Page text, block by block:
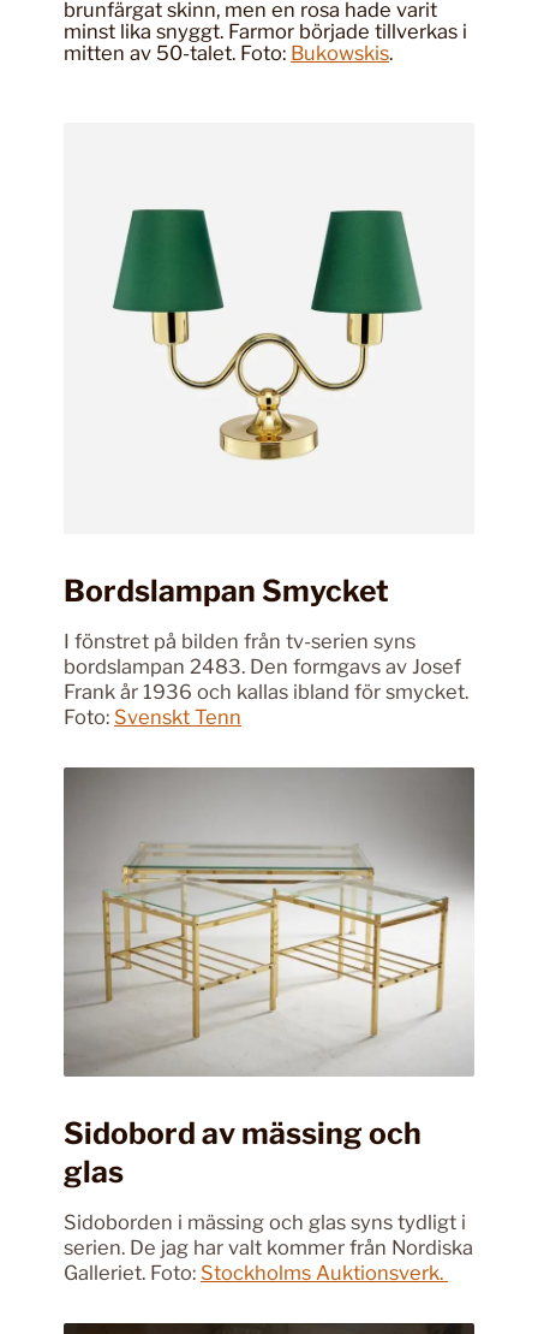
brunfärgat skinn, men en rosa hade varit
minst lika snyggt. Farmor började tillverkas i
mitten av 50-talet. Foto: Bukowskis.
Bordslampan Smycket
I fönstret på bilden från tv-serien syns
bordslampan 2483. Den formgavs av Josef
Frank år 1936 och kallas ibland för smycket.
Foto: Svenskt Tenn
Sidobord av mässing och
glas
Sidoborden i mässing och glas syns tydligt i
serien. De jag har valt kommer från Nordiska
Galleriet. Foto: Stockholms Auktionsverk.